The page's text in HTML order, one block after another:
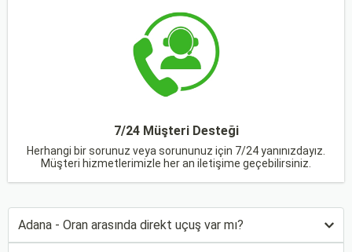
7/24 Müşteri Desteği
Herhangi bir sorunuz veya sorununuz için 7/24 yanınızdayız.
Müşteri hizmetlerimizle her an iletişime geçebilirsiniz.
Adana - Oran arasında direkt uçuş var mı?